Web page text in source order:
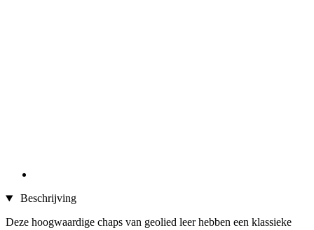
Beschrijving
Deze hoogwaardige chaps van geolied leer hebben een klassieke